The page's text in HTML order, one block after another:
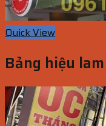
Quick View
Bảng hiệu